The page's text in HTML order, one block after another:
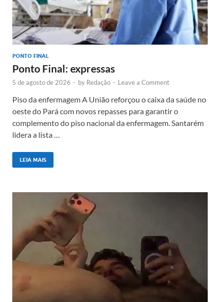
PONTO FINAL
Ponto Final: expressas
5 de agosto de 2026 - by Redação - Leave a Comment
Piso da enfermagem A União reforçou o caixa da saúde no
oeste do Pará com novos repasses para garantir o
complemento do piso nacional da enfermagem. Santarém
lidera a lista …
LEIA MAIS